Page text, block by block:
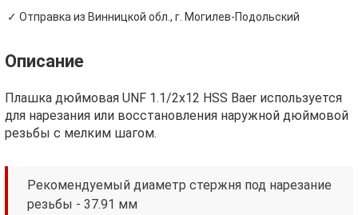
✓ Отправка из Винницкой обл., г. Могилев-Подольский
Описание
Плашка дюймовая UNF 1.1/2х12 HSS Baer используется
для нарезания или восстановления наружной дюймовой
резьбы с мелким шагом.
Рекомендуемый диаметр стержня под нарезание
резьбы - 37.91 мм